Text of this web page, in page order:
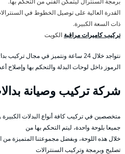
القدرة العالية على توصيل الخطوط في
ذات السعة الكبيرة.
تركيب كاميرات مراقبة الكويت
نتواجد خلال 24 ساعة ونتميز في مجال
الرموز داخل لوحات البدلة والتحكم بها وإصلاح
شركة تركيب وصيانة
متخصصين في تركيب كافة أنواع البدلات
جميعا بلوحة واحدة، ليتم التحكم بها من
خلال هذه اللوحة، وبفضل مجموعتنا المتميزة
تصليح وبرمجة وتركيب السنترالات